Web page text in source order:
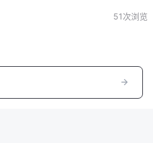
51次浏览